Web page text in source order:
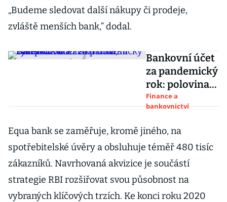
„Budeme sledovat další nákupy či prodeje,
zvláště menších bank,“ dodal.
Bankovní účet
za pandemický
rok: polovina
zisků dolů,
výdělkovou
torturu završil
závěr roku
Finance a
bankovnictví
Equa bank se zaměřuje, kromě jiného, na
spotřebitelské úvěry a obsluhuje téměř 480 tisíc
zákazníků. Navrhovaná akvizice je součástí
strategie RBI rozšiřovat svou působnost na
vybraných klíčových trzích. Ke konci roku 2020